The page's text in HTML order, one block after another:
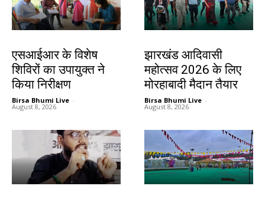
एसआईआर के विशेष
शिविरों का उपायुक्त ने
किया निरीक्षण
Birsa Bhumi Live -
August 8, 2026
झारखंड आदिवासी
महोत्सव 2026 के लिए
मोरहाबादी मैदान तैयार
Birsa Bhumi Live -
August 8, 2026